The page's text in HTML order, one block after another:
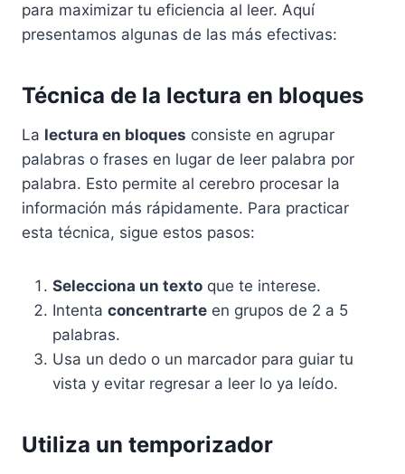
para maximizar tu eficiencia al leer. Aquí
presentamos algunas de las más efectivas:
Técnica de la lectura en bloques
La lectura en bloques consiste en agrupar
palabras o frases en lugar de leer palabra por
palabra. Esto permite al cerebro procesar la
información más rápidamente. Para practicar
esta técnica, sigue estos pasos:
Selecciona un texto que te interese.
Intenta concentrarte en grupos de 2 a 5
palabras.
Usa un dedo o un marcador para guiar tu
vista y evitar regresar a leer lo ya leído.
Utiliza un temporizador